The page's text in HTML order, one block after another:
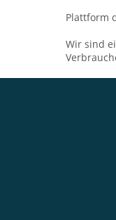
Plattform
Wir sind